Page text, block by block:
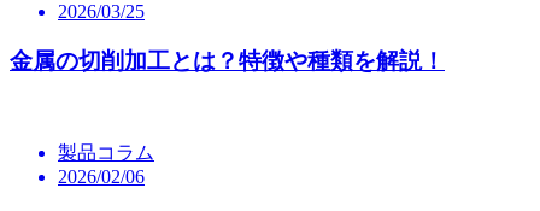
2026/03/25
金属の切削加工とは？特徴や種類を解説！
製品コラム
2026/02/06